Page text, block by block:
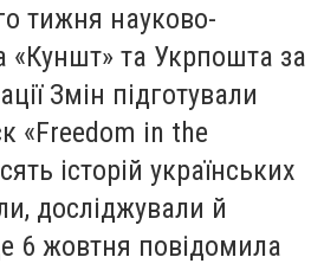
тижня науково-
«Куншт» та Укрпошта за
Змін підготували
«Freedom in the
історій українських
досліджували й
6 жовтня повідомила